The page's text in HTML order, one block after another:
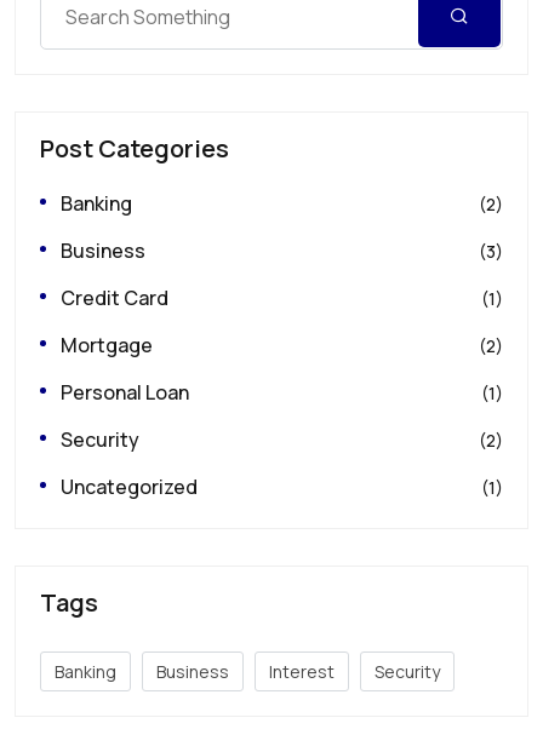
Post Categories
Banking (2)
Business (3)
Credit Card (1)
Mortgage (2)
Personal Loan (1)
Security (2)
Uncategorized (1)
Tags
Banking Business Interest Security